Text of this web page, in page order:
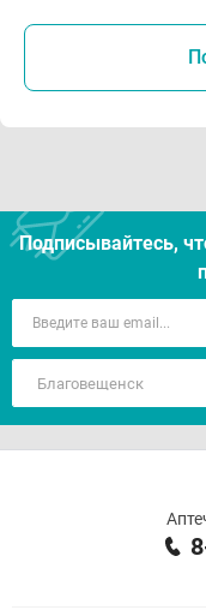
Подписывайтесь,